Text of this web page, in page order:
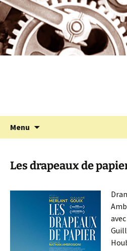
Aller
au
contenu
Cinémolette
Programmation
Molette
Menu
Les drapeaux de